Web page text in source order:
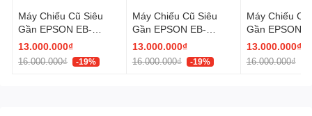
Máy Chiếu Cũ Siêu
Gần EPSON EB-
685WT giá rẻ
(X28X8600679)
13.000.000₫
16.000.000₫ -19%
Máy Chiếu Cũ Siêu
Gần EPSON EB-
685WT giá rẻ
(X28X8600761)
13.000.000₫
16.000.000₫ -19%
Máy Chiếu Cũ
Gần EPSON
685WT giá
rẻ
13.000.000₫
16.000.000₫